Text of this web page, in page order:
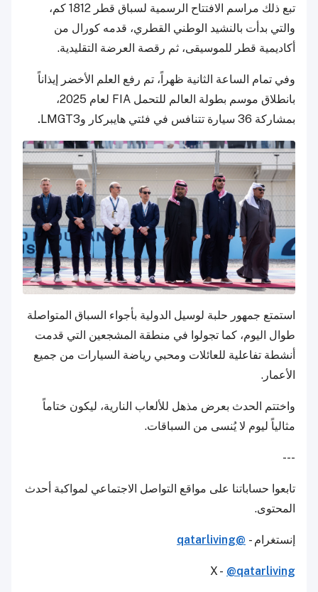
تبع ذلك مراسم الافتتاح الرسمية لسباق قطر 1812 كم،
والتي بدأت بالنشيد الوطني القطري، قدمه كورال من
أكاديمية قطر للموسيقى، ثم رقصة العرضة التقليدية.
وفي تمام الساعة الثانية ظهراً، تم رفع العلم الأخضر إيذاناً
بانطلاق موسم بطولة العالم للتحمل FIA لعام 2025،
بمشاركة 36 سيارة تتنافس في فئتي هايبركار وLMGT3
.
استمتع جمهور حلبة لوسيل الدولية بأجواء السباق المتواصلة
طوال اليوم، كما تجولوا في منطقة المشجعين التي قدمت
أنشطة تفاعلية للعائلات ومحبي رياضة السيارات من جميع
الأعمار.
واختتم الحدث بعرض مذهل للألعاب النارية، ليكون ختاماً
مثالياً ليوم لا يُنسى من السباقات.
---
تابعوا حساباتنا على مواقع التواصل الاجتماعي لمواكبة أحدث
المحتوى.
إنستغرام - @qatarliving
X - @qatarliving